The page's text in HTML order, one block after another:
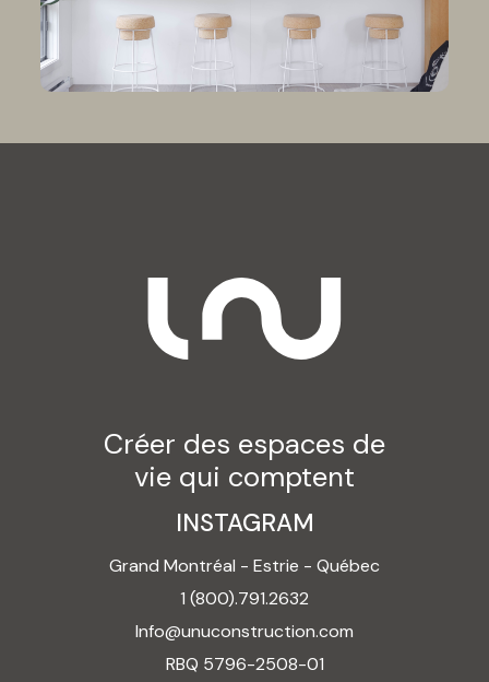
Grand Montréal - Estrie - Québec
1 (800).791.2632
Info@unuconstruction.com
RBQ 5796-2508-01
Créer des espaces de
vie qui comptent
INSTAGRAM